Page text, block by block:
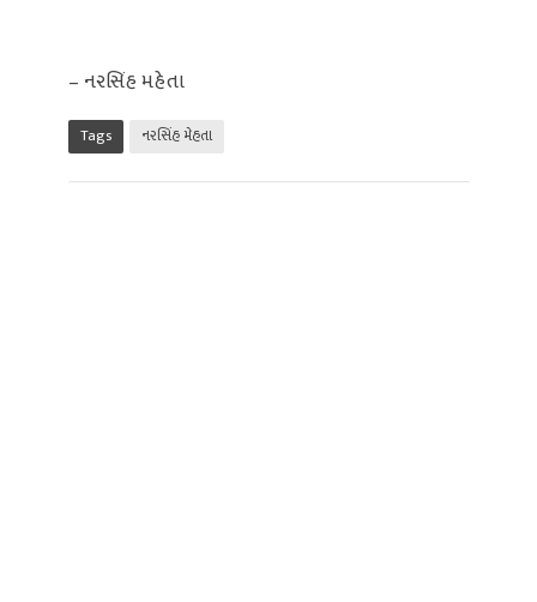
– નરસિંહ મહેતા
Tags નરસિંહ મેહતા